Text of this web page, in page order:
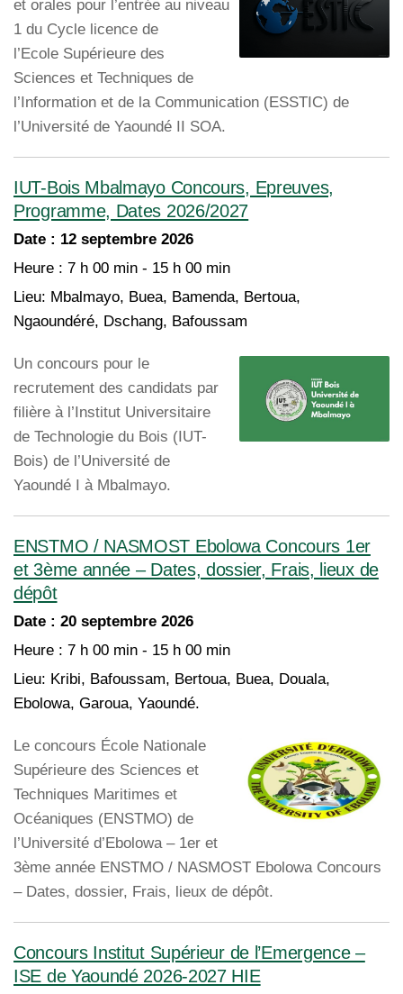
et orales pour l’entrée au niveau
1 du Cycle licence de
l’Ecole Supérieure des
Sciences et Techniques de
l’Information et de la Communication (ESSTIC) de
l’Université de Yaoundé II SOA.
IUT-Bois Mbalmayo Concours, Epreuves,
Programme, Dates 2026/2027
Date : 12 septembre 2026
Heure : 7 h 00 min - 15 h 00 min
Lieu: Mbalmayo, Buea, Bamenda, Bertoua,
Ngaoundéré, Dschang, Bafoussam
Un concours pour le
recrutement des candidats par
filière à l’Institut Universitaire
de Technologie du Bois (IUT-
Bois) de l’Université de
Yaoundé I à Mbalmayo.
ENSTMO / NASMOST Ebolowa Concours 1er
et 3ème année – Dates, dossier, Frais, lieux de
dépôt
Date : 20 septembre 2026
Heure : 7 h 00 min - 15 h 00 min
Lieu: Kribi, Bafoussam, Bertoua, Buea, Douala,
Ebolowa, Garoua, Yaoundé.
Le concours École Nationale
Supérieure des Sciences et
Techniques Maritimes et
Océaniques (ENSTMO) de
l’Université d’Ebolowa – 1er et
3ème année ENSTMO / NASMOST Ebolowa Concours
– Dates, dossier, Frais, lieux de dépôt.
Concours Institut Supérieur de l’Emergence –
ISE de Yaoundé 2026-2027 HIE